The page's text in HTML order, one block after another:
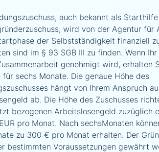
auch bekannt als
wird von der Agentur für
der Selbstständigkeit finanziell
sind im § 93 SGB III zu finden. Wenn
genehmigt wird, erhalten
sechs Monate. Die genaue Höhe des
hängt von Ihrem Anspruch
ab. Die Höhe des Zuschusses
bezogenen Arbeitslosengeld zuzüglich
pro Monat. Nach sechsMonaten
zu 300 € pro Monat erhalten. Der
bestimmten Voraussetzungen gewährt